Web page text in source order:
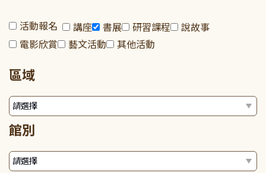
活動報名 講座 書展 研習課程
說故事
電影欣賞
藝文活動 其他活動
區域
館別